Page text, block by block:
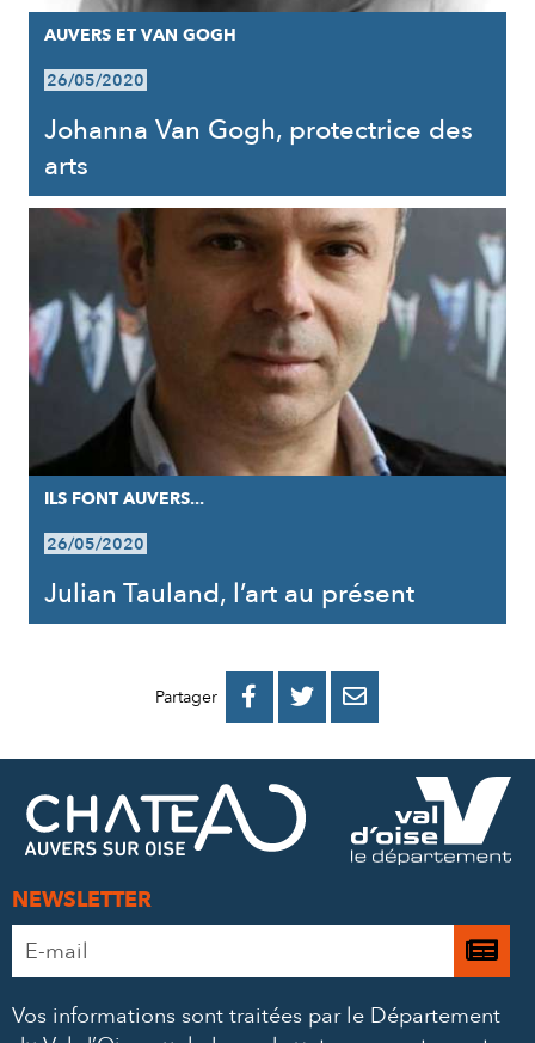
AUVERS ET VAN GOGH
26/05/2020
Johanna Van Gogh, protectrice des
arts
ILS FONT AUVERS...
26/05/2020
Julian Tauland, l’art au présent
Partager 
PARTAGER
FACEBOOK
PARTAGER
PARTAGER
MAIL
NEWSLETTER
Adresse
e-
*
Je
à
Vos informations sont traitées par le Département